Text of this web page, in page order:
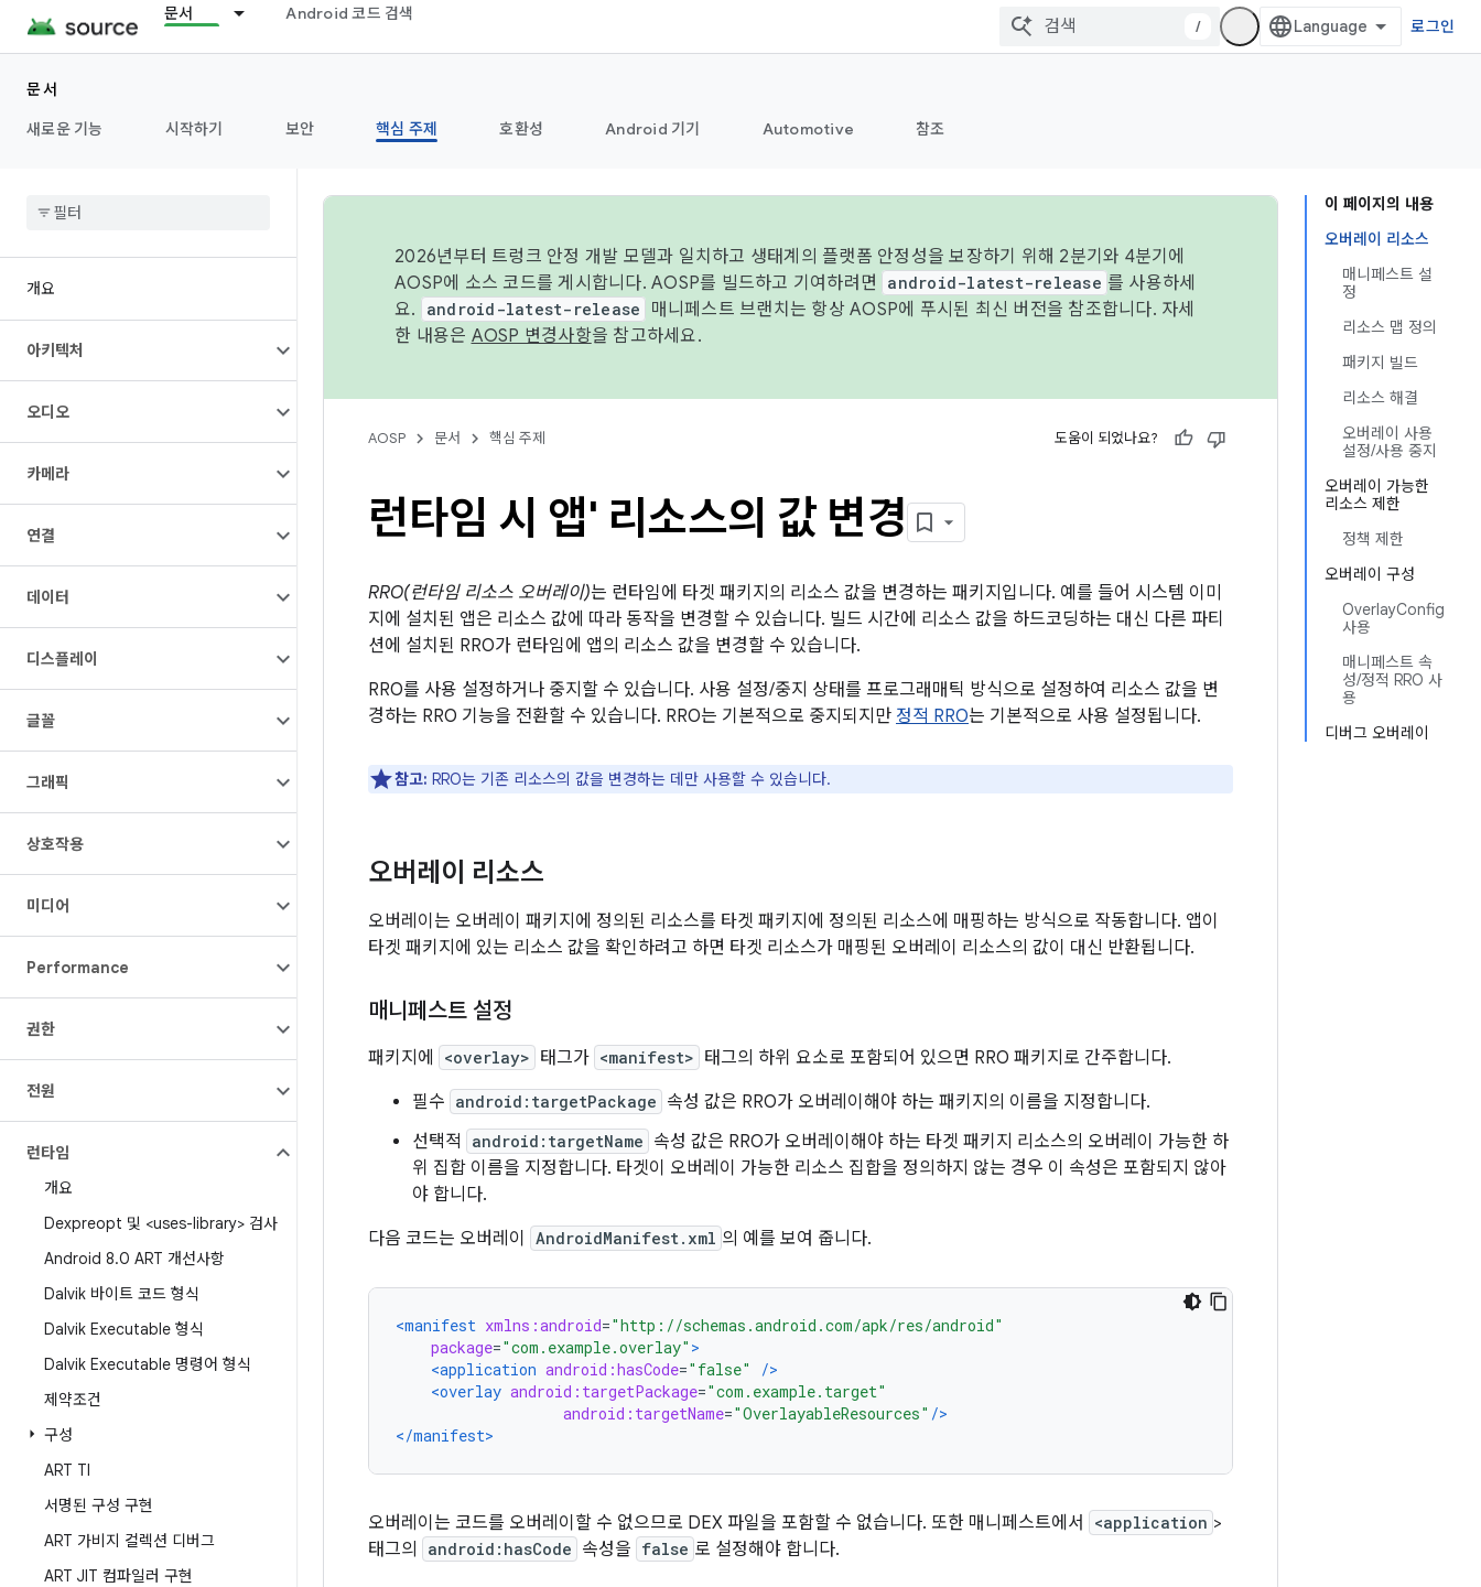
문서 Android 코드 검색
/ 로그인
문서
새로운 기능
시작하기 보안 핵심 주제 호환성 Android 기기 Automotive 참조
개요
아키텍처
오디오
카메라
연결
데이터
디스플레이
글꼴
그래픽
상호작용
미디어
Performance
권한
전원
런타임
개요
Dexpreopt 및 <uses-library> 검사
Android 8.0 ART 개선사항
Dalvik 바이트 코드 형식
Dalvik Executable 형식
Dalvik Executable 명령어 형식
제약조건
구성
ART TI
서명된 구성 구현
ART 가비지 컬렉션 디버그
ART JIT 컴파일러 구현
이 페이지의 내용
오버레이 리소스
매니페스트 설
정
리소스 맵 정의
패키지 빌드
리소스 해결
오버레이 사용
설정/사용 중지
오버레이 가능한
리소스 제한
정책 제한
오버레이 구성
OverlayConfig
사용
매니페스트 속
성/정적 RRO 사
용
디버그 오버레이
2026년부터 트렁크 안정 개발 모델과 일치하고 생태계의 플랫폼 안정성을 보장하기 위해 2분기와 4분기에
AOSP에 소스 코드를 게시합니다. AOSP를 빌드하고 기여하려면
android-latest-release 를 사용하세
요.
android-latest-release
매니페스트 브랜치는 항상 AOSP에 푸시된 최신 버전을 참조합니다. 자세
한 내용은 AOSP 변경사항을 참고하세요.
AOSP 문서 핵심 주제 도움이 되었나요?
런타임 시 앱' 리소스의 값 변경
RRO(런타임 리소스 오버레이)는 런타임에 타겟 패키지의 리소스 값을 변경하는 패키지입니다. 예를 들어 시스템 이미
지에 설치된 앱은 리소스 값에 따라 동작을 변경할 수 있습니다. 빌드 시간에 리소스 값을 하드코딩하는 대신 다른 파티
션에 설치된 RRO가 런타임에 앱의 리소스 값을 변경할 수 있습니다.
RRO를 사용 설정하거나 중지할 수 있습니다. 사용 설정/중지 상태를 프로그래매틱 방식으로 설정하여 리소스 값을 변
경하는 RRO 기능을 전환할 수 있습니다. RRO는 기본적으로 중지되지만 정적 RRO는 기본적으로 사용 설정됩니다.
참고: RRO는 기존 리소스의 값을 변경하는 데만 사용할 수 있습니다.
오버레이 리소스
오버레이는 오버레이 패키지에 정의된 리소스를 타겟 패키지에 정의된 리소스에 매핑하는 방식으로 작동합니다. 앱이
타겟 패키지에 있는 리소스 값을 확인하려고 하면 타겟 리소스가 매핑된 오버레이 리소스의 값이 대신 반환됩니다.
매니페스트 설정
패키지에 <overlay> 태그가 <manifest> 태그의 하위 요소로 포함되어 있으면 RRO 패키지로 간주합니다.
필수 android:targetPackage 속성 값은 RRO가 오버레이해야 하는 패키지의 이름을 지정합니다.
선택적
android:targetName 속성 값은 RRO가 오버레이해야 하는 타겟 패키지 리소스의 오버레이 가능한 하
위 집합 이름을 지정합니다. 타겟이 오버레이 가능한 리소스 집합을 정의하지 않는 경우 이 속성은 포함되지 않아
야 합니다.
다음 코드는 오버레이
AndroidManifest.xml 의 예를 보여 줍니다.
<manifest xmlns:android="http://schemas.android.com/apk/res/android"
package="com.example.overlay" >
<application android:hasCode="false"
/>
<overlay android:targetPackage="com.example.target"
android:targetName="OverlayableResources" />
</manifest>
오버레이는 코드를 오버레이할 수 없으므로 DEX 파일을 포함할 수 없습니다. 또한 매니페스트에서 <application >
태그의
android:hasCode 속성을 false 로 설정해야 합니다.